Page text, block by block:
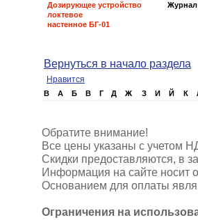
Дозирующее устройство
локтевое
настенное БГ-01
Журнал
Вернуться в начало раздела
Нравится
B А Б В Г Д Ж З И Й К
Обратите внимание!
Все цены указаны с учетом
Скидки предоставляются, в
Информация на сайте носит
Основанием для оплаты
Ограничения на